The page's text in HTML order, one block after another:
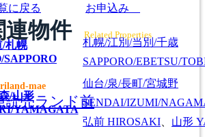
/札幌
札幌/江別/当別/千歳
SAPPORO/EBETSU/
/山形
YAMAGATA
仙台/泉/長町/宮城野
SENDAI/IZUMI/
弘前 HIROSAKI 山形
に戻る お申込み
連物件 Related Properties
mae
読売ランド前